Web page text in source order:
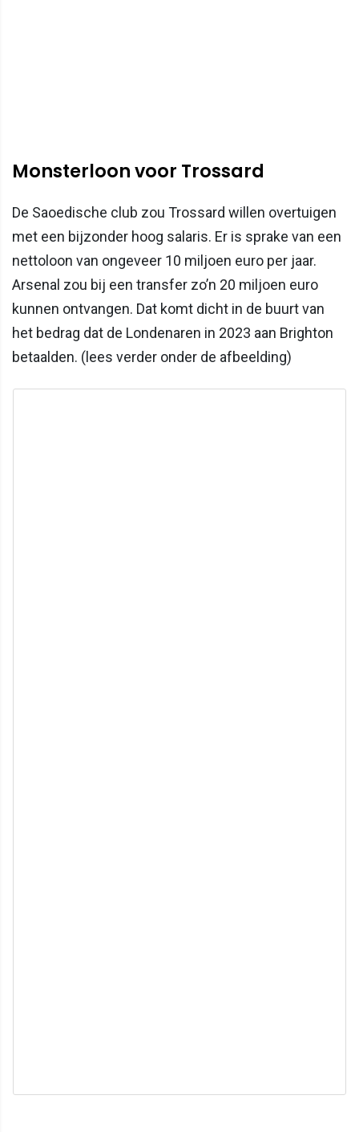
Monsterloon voor Trossard
De Saoedische club zou Trossard willen overtuigen
met een bijzonder hoog salaris. Er is sprake van een
nettoloon van ongeveer 10 miljoen euro per jaar.
Arsenal zou bij een transfer zo’n 20 miljoen euro
kunnen ontvangen. Dat komt dicht in de buurt van
het bedrag dat de Londenaren in 2023 aan Brighton
betaalden. (lees verder onder de afbeelding)